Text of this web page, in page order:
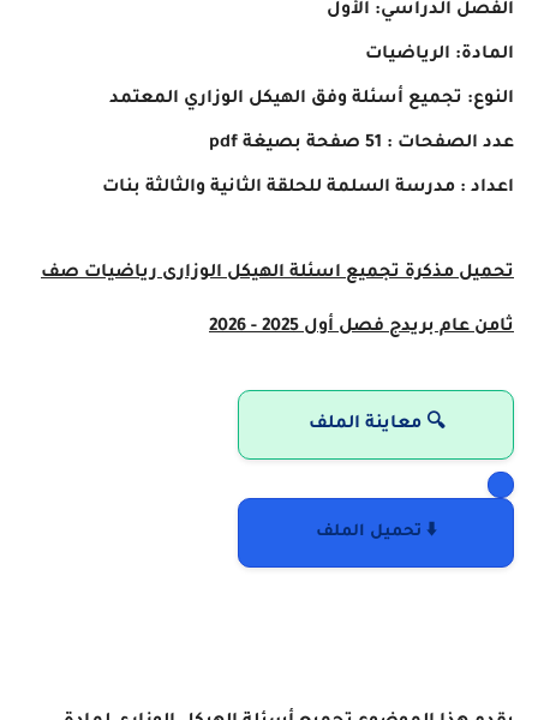
الفصل الدراسي: الأول
المادة: الرياضيات
النوع: تجميع أسئلة وفق الهيكل الوزاري المعتمد
عدد الصفحات : 51 صفحة بصيغة pdf
اعداد : مدرسة السلمة للحلقة الثانية والثالثة بنات
تحميل مذكرة تجميع اسئلة الهيكل الوزارى رياضيات صف
ثامن عام بريدج فصل أول 2025 - 2026
🔍 معاينة الملف
⬇️ تحميل الملف